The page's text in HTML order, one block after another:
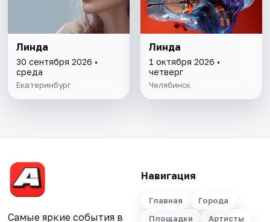
Линда
30 сентября 2026 •
среда
Екатеринбург
Линда
1 октября 2026 •
четверг
Челябинск
Самые яркие события в
Навигация
Главная
Города
Площадки
Артисты